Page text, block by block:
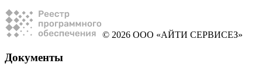
© 2026 ООО «АЙТИ СЕРВИСЕЗ»
Документы